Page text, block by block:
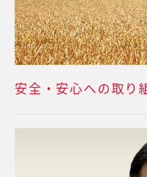
安全・安心への取り